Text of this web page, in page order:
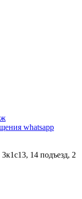
whatsapp
14 подъезд, 2